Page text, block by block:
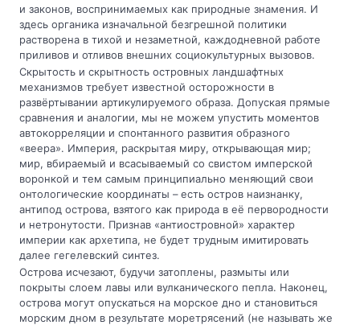
и законов, воспринимаемых как природные знамения. И
здесь органика изначальной безгрешной политики
растворена в тихой и незаметной, каждодневной работе
приливов и отливов внешних социокультурных вызовов.
Скрытость и скрытность островных ландшафтных
механизмов требует известной осторожности в
развёртывании артикулируемого образа. Допуская прямые
сравнения и аналогии, мы не можем упустить моментов
автокорреляции и спонтанного развития образного
«веера». Империя, раскрытая миру, открывающая мир;
мир, вбираемый и всасываемый со свистом имперской
воронкой и тем самым принципиально меняющий свои
онтологические координаты – есть остров наизнанку,
антипод острова, взятого как природа в её первородности
и нетронутости. Признав «антиостровной» характер
империи как архетипа, не будет трудным имитировать
далее гегелевский синтез.
Острова исчезают, будучи затоплены, размыты или
покрыты слоем лавы или вулканического пепла. Наконец,
острова могут опускаться на морское дно и становиться
морским дном в результате моретрясений (не называть же